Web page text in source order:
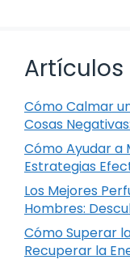
Artículos
Cómo Calmar
Cosas
Cómo Ayudar a
Estrategias
Los Mejores
Hombres:
Cómo Superar
Recuperar la